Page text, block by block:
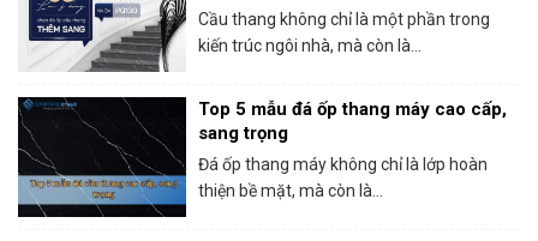
Cầu thang không chỉ là một phần trong
kiến trúc ngôi nhà, mà còn là...
Top 5 mẫu đá ốp thang máy cao cấp,
sang trọng
Đá ốp thang máy không chỉ là lớp hoàn
thiện bề mặt, mà còn là...